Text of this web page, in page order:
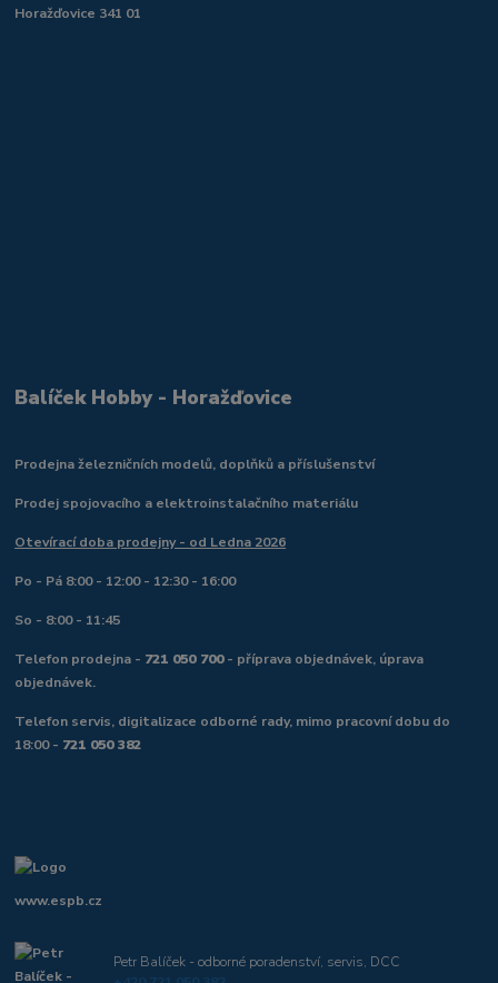
Horažďovice 341 01
Balíček Hobby - Horažďovice
Prodejna železničních modelů, doplňků a příslušenství
Prodej spojovacího a elektroinstalačního materiálu
Otevírací doba prodejny - od Ledna 2026
Po - Pá 8:00 - 12:00 - 12:30 - 16:00
So - 8:00 - 11:45
Telefon prodejna - 721 050 700- příprava objednávek, úprava
objednávek.
Telefon servis, digitalizace odborné rady, mimo pracovní dobu do
18:00 - 721 050 382
www.espb.cz
Petr Balíček - odborné poradenství, servis, DCC